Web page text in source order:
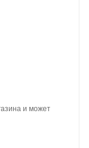
и может